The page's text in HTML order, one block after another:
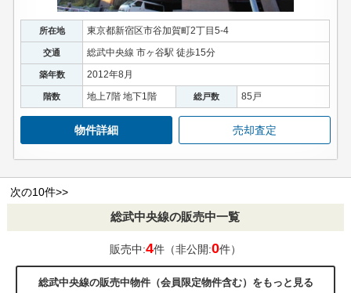
所在地 東京都新宿区市谷加賀町2丁目5-4
交通 総武中央線 市ヶ谷駅 徒歩15分
築年数 2012年8月
階数 地上7階 地下1階 総戸数 85戸
物件詳細 売却査定
次の10件>>
総武中央線の販売中一覧
販売中:4件（非公開:0件）
総武中央線の販売中物件（会員限定物件含む）をもっと見る